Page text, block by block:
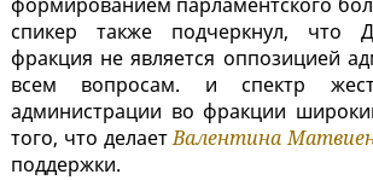
спикер также подчеркнул, что
фракция не является оппозицией
всем вопросам. и спектр
администрации во фракции
того, что делаетВалентина
поддержки.